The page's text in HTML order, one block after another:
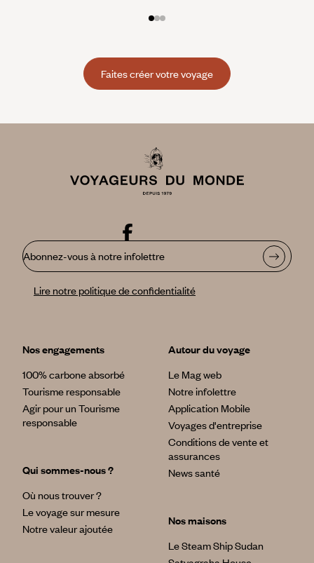
Faites créer votre voyage
Abonnez-vous à notre infolettre
Lire notre politique de confidentialité
Nos engagements
100% carbone absorbé
Tourisme responsable
Agir pour un Tourisme
responsable
Qui sommes-nous ?
Où nous trouver ?
Le voyage sur mesure
Notre valeur ajoutée
Autour du voyage
Le Mag web
Notre infolettre
Application Mobile
Voyages d'entreprise
Conditions de vente et
assurances
News santé
Nos maisons
Le Steam Ship Sudan